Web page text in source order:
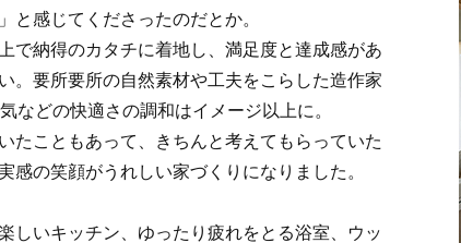
と感じてくださったのだとか。
で納得のカタチに着地し、満足度と達成感があ
。要所要所の自然素材や工夫をこらした造作家
などの快適さの調和はイメージ以上に。
たこともあって、きちんと考えてもらっていた
感の笑顔がうれしい家づくりになりました。
しいキッチン、ゆったり疲れをとる浴室、ウッ